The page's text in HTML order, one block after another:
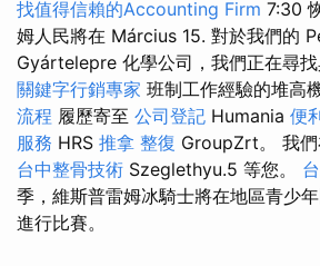
找值得信賴的Accounting Firm 7:30
姆人民將在 Március 15. 對於我們的
Gyártelepre 化學公司，我們正在尋
關鍵字行銷專家 班制工作經驗的堆高
流程 履歷寄至 公司登記 Humania 便
服務 HRS 推拿 整復 GroupZrt。 我
台中整骨技術 Szeglethyu.5 等您。
季，維斯普雷姆冰騎士將在地區青少
進行比賽。